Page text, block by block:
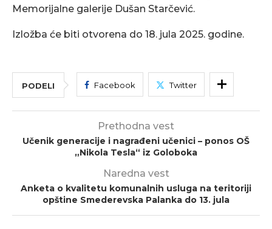
Memorijalne galerije Dušan Starčević.
Izložba će biti otvorena do 18. jula 2025. godine.
PODELI Facebook Twitter
Prethodna vest
Učenik generacije i nagrađeni učenici – ponos OŠ
„Nikola Tesla“ iz Goloboka
Naredna vest
Anketa o kvalitetu komunalnih usluga na teritoriji
opštine Smederevska Palanka do 13. jula